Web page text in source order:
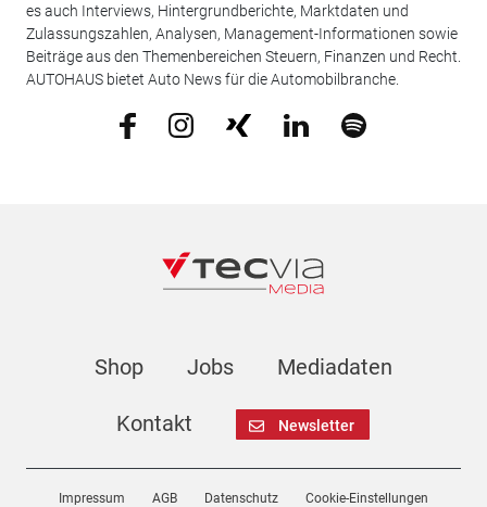
es auch Interviews, Hintergrundberichte, Marktdaten und
Zulassungszahlen, Analysen, Management-Informationen sowie
Beiträge aus den Themenbereichen Steuern, Finanzen und Recht.
AUTOHAUS bietet Auto News für die Automobilbranche.
Shop Jobs Mediadaten
Kontakt Newsletter
Impressum AGB Datenschutz Cookie-Einstellungen